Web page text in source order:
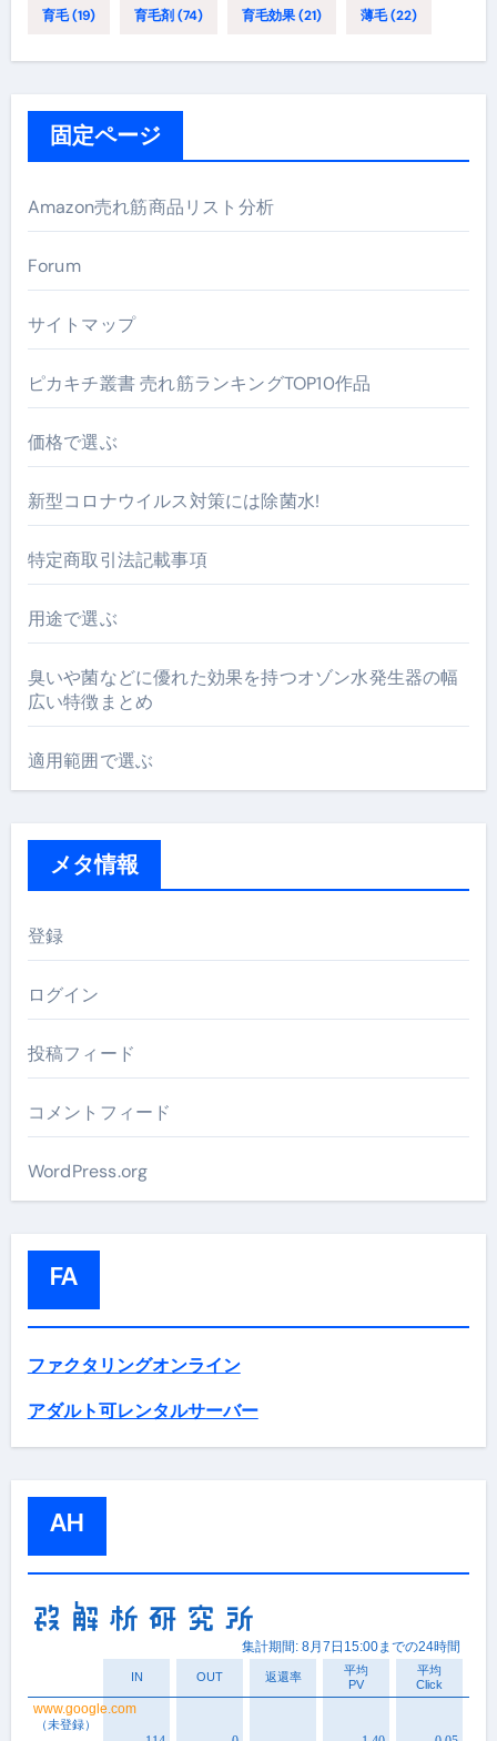
育毛(19) 育毛剤(74) 育毛効果(21) 薄毛(22)
固定ページ
Amazon売れ筋商品リスト分析
Forum
サイトマップ
ピカキチ叢書 売れ筋ランキングTOP10作品
価格で選ぶ
新型コロナウイルス対策には除菌水!
特定商取引法記載事項
用途で選ぶ
臭いや菌などに優れた効果を持つオゾン水発生器の幅
広い特徴まとめ
適用範囲で選ぶ
メタ情報
登録
ログイン
投稿フィード
コメントフィード
WordPress.org
FA
ファクタリングオンライン
アダルト可レンタルサーバー
AH